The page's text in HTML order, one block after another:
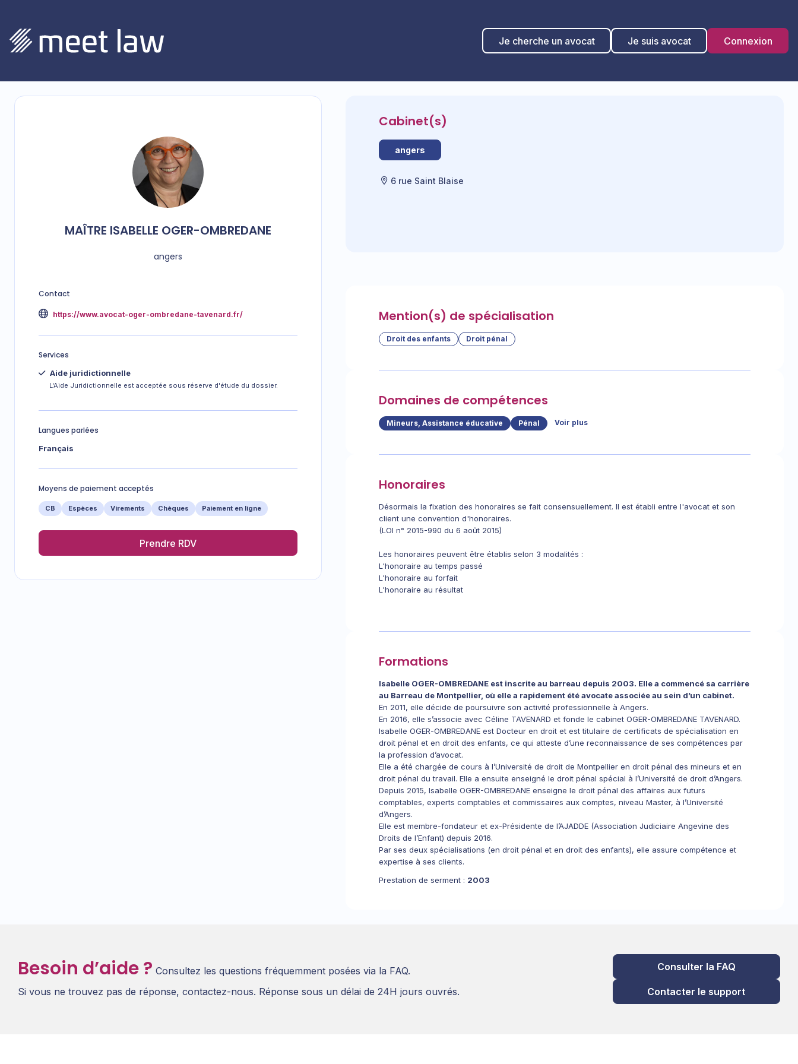
Je cherche un avocat Je suis avocat Connexion
MAÎTRE ISABELLE OGER-OMBREDANE
angers
Contact
https://www.avocat-oger-ombredane-tavenard.fr/
Services
Aide juridictionnelle
L'Aide Juridictionnelle est acceptée sous réserve d'étude du dossier.
Langues parlées
Français
Moyens de paiement acceptés
CB Espèces Virements Chèques Paiement en ligne
Prendre RDV
Cabinet(s)
angers
6 rue Saint Blaise
Mention(s) de spécialisation
Droit des enfants Droit pénal
Domaines de compétences
Mineurs, Assistance éducative Pénal Voir plus
Honoraires
Désormais la fixation des honoraires se fait consensuellement. Il est établi entre l'avocat et son
client une convention d'honoraires.
(LOI n° 2015-990 du 6 août 2015)
Les honoraires peuvent être établis selon 3 modalités :
L'honoraire au temps passé
L'honoraire au forfait
L'honoraire au résultat
Formations
Isabelle OGER-OMBREDANE est inscrite au barreau depuis 2003. Elle a commencé sa carrière
au Barreau de Montpellier, où elle a rapidement été avocate associée au sein d’un cabinet.
En 2011, elle décide de poursuivre son activité professionnelle à Angers.
En 2016, elle s’associe avec Céline TAVENARD et fonde le cabinet OGER-OMBREDANE TAVENARD.
Isabelle OGER-OMBREDANE est Docteur en droit et est titulaire de certificats de spécialisation en
droit pénal et en droit des enfants, ce qui atteste d’une reconnaissance de ses compétences par
la profession d’avocat.
Elle a été chargée de cours à l’Université de droit de Montpellier en droit pénal des mineurs et en
droit pénal du travail. Elle a ensuite enseigné le droit pénal spécial à l’Université de droit d’Angers.
Depuis 2015, Isabelle OGER-OMBREDANE enseigne le droit pénal des affaires aux futurs
comptables, experts comptables et commissaires aux comptes, niveau Master, à l’Université
d’Angers.
Elle est membre-fondateur et ex-Présidente de l’AJADDE (Association Judiciaire Angevine des
Droits de l’Enfant) depuis 2016.
Par ses deux spécialisations (en droit pénal et en droit des enfants), elle assure compétence et
expertise à ses clients.
Prestation de serment : 2003
Besoin d’aide ? Consultez les questions fréquemment posées via la FAQ.
Si vous ne trouvez pas de réponse, contactez-nous. Réponse sous un délai de 24H jours ouvrés.
Consulter la FAQ
Contacter le support